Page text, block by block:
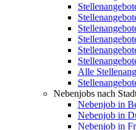
Alle
Nebenjobs nach
Nebenjob in
Nebenjob in
Nebenjob in